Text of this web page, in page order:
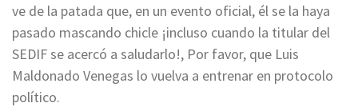
ve de la patada que, en un evento oficial, él se la haya
pasado mascando chicle ¡incluso cuando la titular del
SEDIF se acercó a saludarlo!, Por favor, que Luis
Maldonado Venegas lo vuelva a entrenar en protocolo
político.